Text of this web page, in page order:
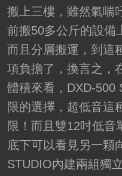
搬上三樓，雖然氣喘
前搬50多公斤的設備
而且分層搬運，到這
項負擔了，換言之，
體積來看，DXD-500
限的選擇，超低音這
限！而且雙12吋低音
底下可以看見另一顆
STUDIO內建兩組獨